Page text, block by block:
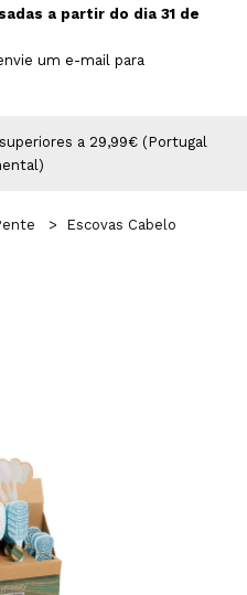
Homem
a partir do dia 31 de
um e-mail para
a 29,99€ (Portugal
> Escovas Cabelo